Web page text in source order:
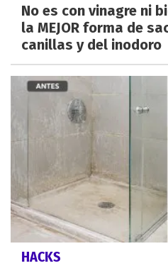
No es con vinagre ni
la MEJOR forma de
canillas y del inodoro
HACKS